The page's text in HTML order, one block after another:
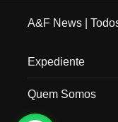
A&F News|
Expediente
Quem Somos